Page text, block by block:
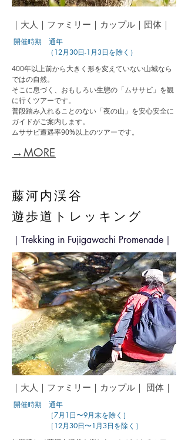
｜大人｜ファミリー｜カップル｜団体｜
開催時期 通年
（12月30日-1月3日を除く）
400年以上前から大きく形を変えていない山城なら
ではの自然。
そこに息づく、おもしろい生態の「ムササビ」を観
に行くツアーです。
普段踏み入れることのない「夜の山」を安心安全に
ガイドがご案内します。
ムササビ遭遇率90%以上のツアーです。
→MORE
藤河内渓谷
遊歩道トレッキング
｜Trekking in Fujigawachi Promenade｜
｜大人｜ファミリー｜カップル｜ 団体｜
開催時期 通年
［7月1日〜9月末を除く］
［12月30日〜1月3日を除く］